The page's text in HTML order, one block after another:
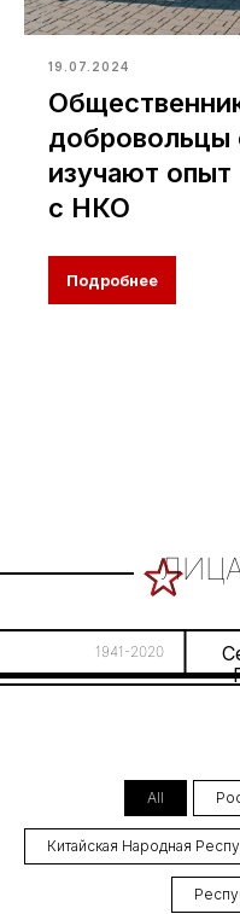
19.07.2024
добровольцы
изучают
с НКО
Подробнее
1941-2020
All
Китайская Народная